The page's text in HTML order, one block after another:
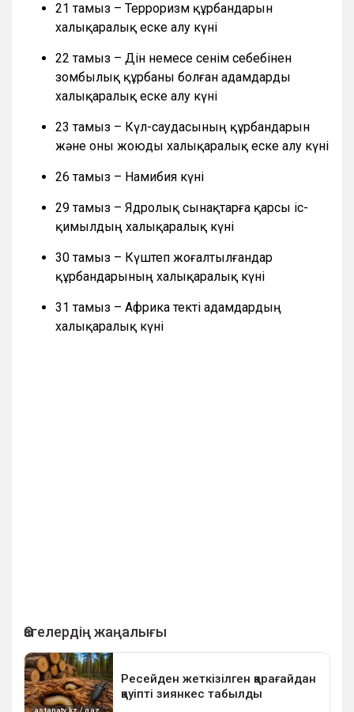
21 тамыз – Терроризм құрбандарын
халықаралық еске алу күні
22 тамыз – Дін немесе сенім себебінен
зомбылық құрбаны болған адамдарды
халықаралық еске алу күні
23 тамыз – Күл-саудасының құрбандарын
және оны жоюды халықаралық еске алу күні
26 тамыз – Намибия күні
29 тамыз – Ядролық сынақтарға қарсы іс-
қимылдың халықаралық күні
30 тамыз – Күштеп жоғалтылғандар
құрбандарының халықаралық күні
31 тамыз – Африка текті адамдардың
халықаралық күні